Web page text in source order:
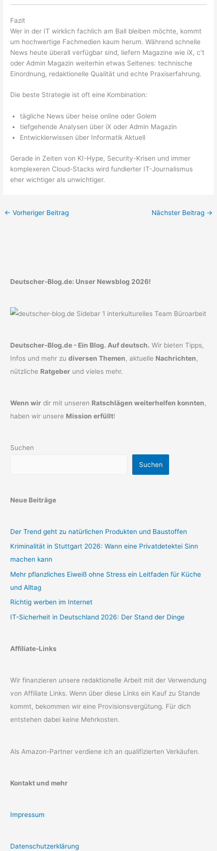
Fazit
Wer in der IT wirklich fachlich am Ball bleiben möchte, kommt
um hochwertige Fachmedien kaum herum. Während schnelle
News heute überall verfügbar sind, liefern Magazine wie iX, c’t
oder Admin Magazin weiterhin etwas Seltenes: technische
Einordnung, redaktionelle Qualität und echte Praxiserfahrung.
Die beste Strategie ist oft eine Kombination:
tägliche News über heise online oder Golem
tiefgehende Analysen über iX oder Admin Magazin
Entwicklerwissen über Informatik Aktuell
Gerade in Zeiten von KI-Hype, Security-Krisen und immer
komplexeren Cloud-Stacks wird fundierter IT-Journalismus
eher wichtiger als unwichtiger.
← Vorheriger Beitrag Nächster Beitrag →
Deutscher-Blog.de: Unser Newsblog 2026!
Deutscher-Blog.de - Ein Blog. Auf deutsch. Wir bieten Tipps,
Infos und mehr zudiversen Themen, aktuelle Nachrichten,
nützliche Ratgeber und vieles mehr.
Wenn wir dir mit unseren Ratschlägen weiterhelfen konnten,
haben wir unsere Mission erfüllt!
Suchen
Suchen
Neue Beiträge
Der Trend geht zu natürlichen Produkten und Baustoffen
Kriminalität in Stuttgart 2026: Wann eine Privatdetektei Sinn
machen kann
Mehr pflanzliches Eiweiß ohne Stress ein Leitfaden für Küche
und Alltag
Richtig werben im Internet
IT-Sicherheit in Deutschland 2026: Der Stand der Dinge
Affiliate-Links
Wir finanzieren unsere redaktionelle Arbeit mit der Verwendung
von Affiliate Links. Wenn über diese Links ein Kauf zu Stande
kommt, bekommen wir eine Provisionsvergütung. Für dich
entstehen dabei keine Mehrkosten.
Als Amazon-Partner verdiene ich an qualifizierten Verkäufen.
Kontakt und mehr
Impressum
Datenschutzerklärung